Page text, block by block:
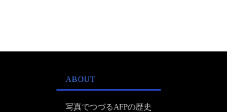
ABOUT
写真でつづるAFPの歴史